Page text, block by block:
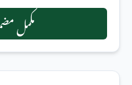
مکمل